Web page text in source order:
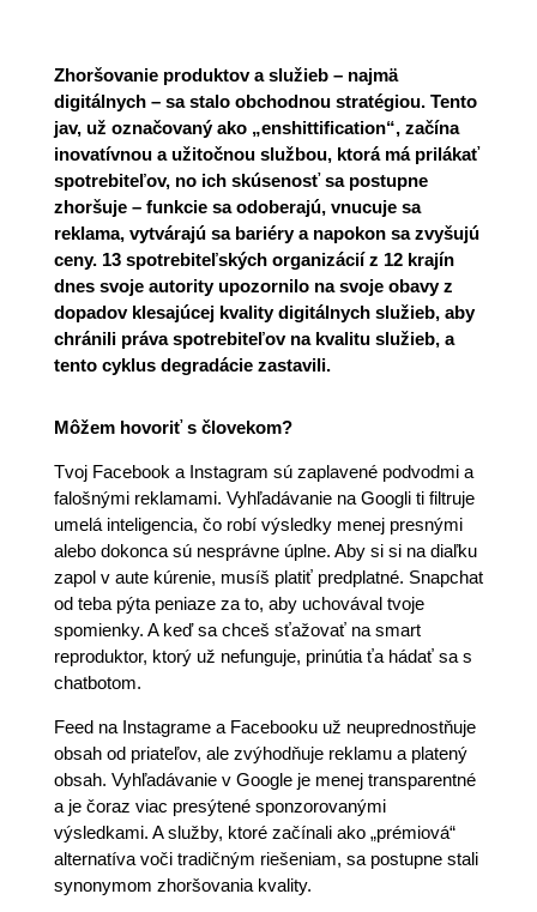
Zhoršovanie produktov a služieb – najmä
digitálnych – sa stalo obchodnou stratégiou. Tento
jav, už označovaný ako „enshittification“, začína
inovatívnou a užitočnou službou, ktorá má prilákať
spotrebiteľov, no ich skúsenosť sa postupne
zhoršuje – funkcie sa odoberajú, vnucuje sa
reklama, vytvárajú sa bariéry a napokon sa zvyšujú
ceny. 13 spotrebiteľských organizácií z 12 krajín
dnes svoje autority upozornilo na svoje obavy z
dopadov klesajúcej kvality digitálnych služieb, aby
chránili práva spotrebiteľov na kvalitu služieb, a
tento cyklus degradácie zastavili.
Môžem hovoriť s človekom?
Tvoj Facebook a Instagram sú zaplavené podvodmi a
falošnými reklamami. Vyhľadávanie na Googli ti filtruje
umelá inteligencia, čo robí výsledky menej presnými
alebo dokonca sú nesprávne úplne. Aby si si na diaľku
zapol v aute kúrenie, musíš platiť predplatné. Snapchat
od teba pýta peniaze za to, aby uchovával tvoje
spomienky. A keď sa chceš sťažovať na smart
reproduktor, ktorý už nefunguje, prinútia ťa hádať sa s
chatbotom.
Feed na Instagrame a Facebooku už neuprednostňuje
obsah od priateľov, ale zvýhodňuje reklamu a platený
obsah. Vyhľadávanie v Google je menej transparentné
a je čoraz viac presýtené sponzorovanými
výsledkami. A služby, ktoré začínali ako „prémiová“
alternatíva voči tradičným riešeniam, sa postupne stali
synonymom zhoršovania kvality.